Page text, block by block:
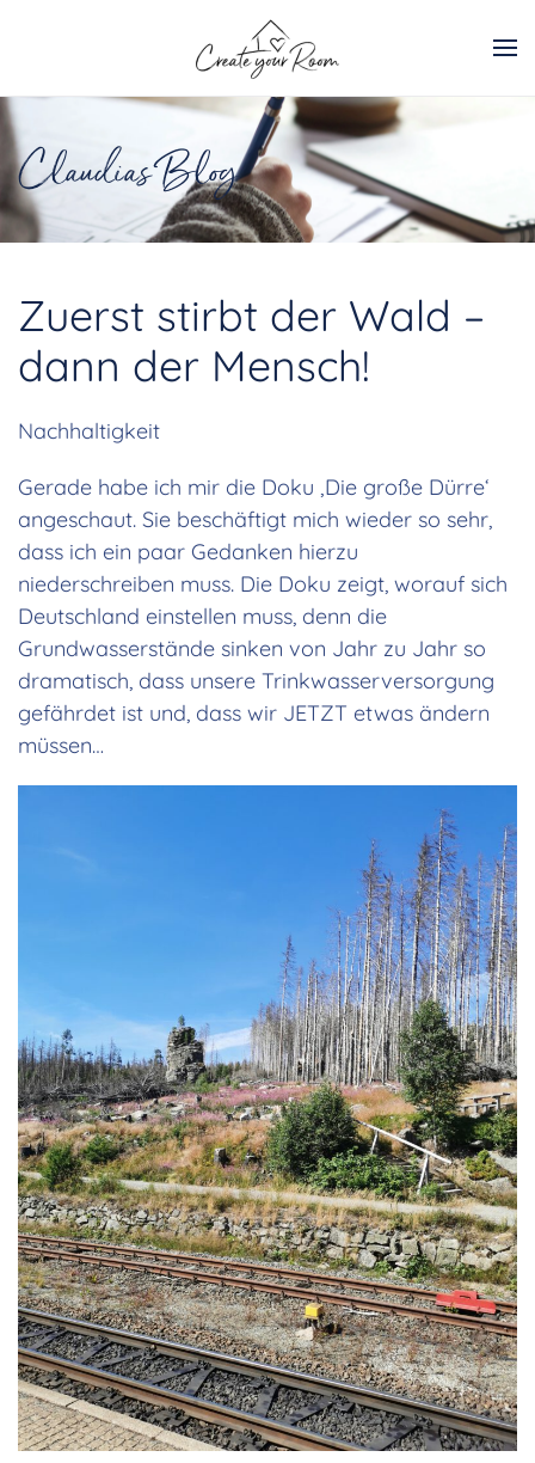
Zum Hauptinhalt springen
Claudias Blog
Zuerst stirbt der Wald –
dann der Mensch!
Nachhaltigkeit
Gerade habe ich mir die Doku ‚Die große Dürre‘
angeschaut. Sie beschäftigt mich wieder so sehr,
dass ich ein paar Gedanken hierzu
niederschreiben muss. Die Doku zeigt, worauf sich
Deutschland einstellen muss, denn die
Grundwasserstände sinken von Jahr zu Jahr so
dramatisch, dass unsere Trinkwasserversorgung
gefährdet ist und, dass wir JETZT etwas ändern
müssen…